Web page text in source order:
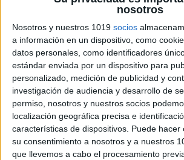
nosotros
Nosotros y nuestros 1019 socios
a información en un dispositivo, como
datos personales, como identificadores
estándar enviada por un dispositivo para
personalizado, medición de publicidad y
investigación de audiencia y desarrollo de
permiso, nosotros y nuestros socios
localización geográfica precisa e
características de dispositivos. Puede hacer
su consentimiento a nosotros y a nuestros
que llevemos a cabo el procesamiento
Utilizar este tipo de ejercicios de
contribuye a mantener la mente
agilidad mental y prevenir el deterioro
ello, es un excelente material para
de estimulación cognitiva, terapias